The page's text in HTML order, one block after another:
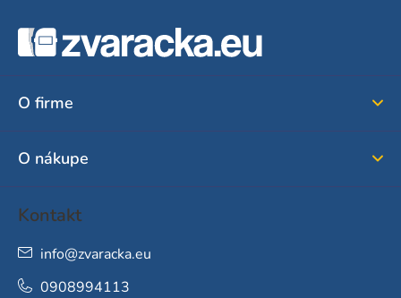
O firme
O nákupe
Kontakt
info@zvaracka.eu
0908994113